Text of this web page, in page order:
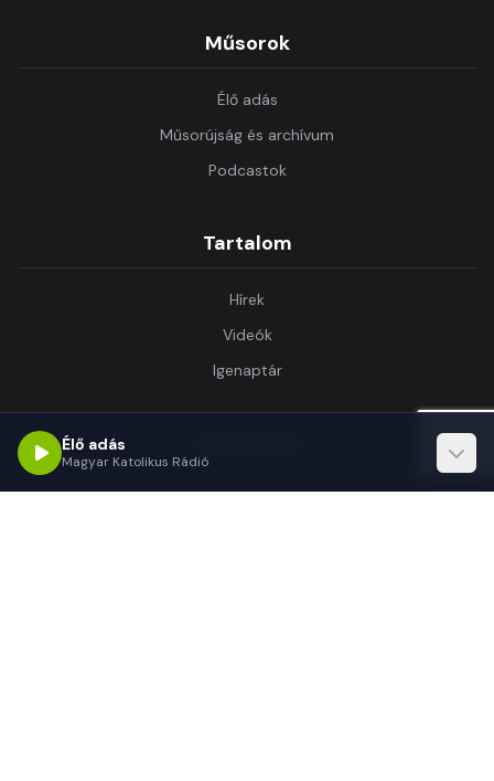
Műsorok
Élő adás
Műsorújság és archívum
Podcastok
Tartalom
Hírek
Videók
Igenaptár
Élő adás
Magyar Katolikus Rádió